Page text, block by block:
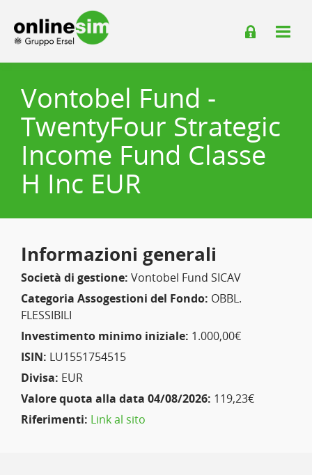
Vontobel Fund -
TwentyFour Strategic
Income Fund Classe
H Inc EUR
Informazioni generali
Società di gestione: Vontobel Fund SICAV
Categoria Assogestioni del Fondo: OBBL.
FLESSIBILI
Investimento minimo iniziale: 1.000,00€
ISIN: LU1551754515
Divisa: EUR
Valore quota alla data 04/08/2026: 119,23€
Riferimenti: Link al sito